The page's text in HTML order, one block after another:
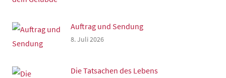
Auftrag und Sendung
8. Juli 2026
Die Tatsachen des Lebens